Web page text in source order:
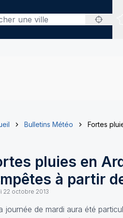
Bulletins Météo Fortes
pluies en
à partir
22 octobre 2013
journée de mardi aura été